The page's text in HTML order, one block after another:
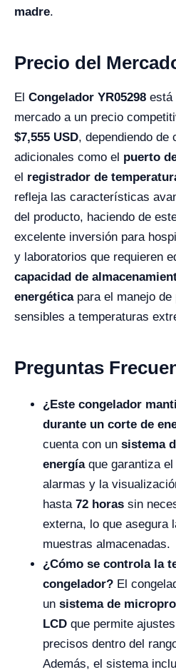
madre.
Precio del
El Congelador YR05298 está
mercado a un precio
$7,555 USD, dependiendo de
adicionales como el puerto
el registrador de
refleja las características
del producto, haciendo de
excelente inversión para
y laboratorios que requieren
capacidad de
energéticapara el manejo de
sensibles a temperaturas
Preguntas
¿Este congelador
durante un corte de
cuenta con un sistema
energíaque garantiza el
alarmas y la
hasta 72 horas sin
externa, lo que asegura
muestras almacenadas.
¿Cómo se controla la
congelador? El
un sistema de
LCD que permite
precisos dentro del
Además, el sistema